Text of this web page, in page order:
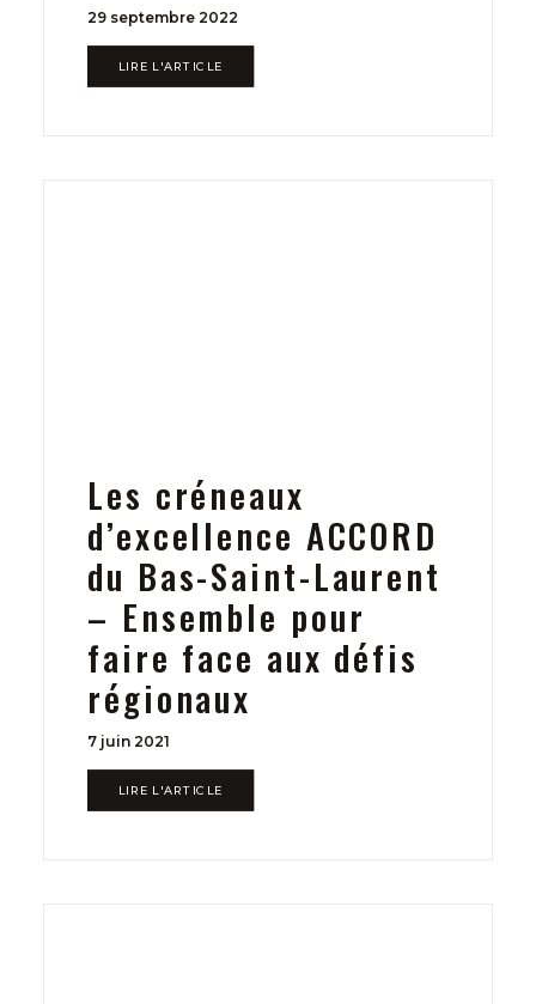
29 septembre 2022
LIRE L'ARTICLE
Les créneaux
d’excellence ACCORD
du Bas-Saint-Laurent
– Ensemble pour
faire face aux défis
régionaux
7 juin 2021
LIRE L'ARTICLE